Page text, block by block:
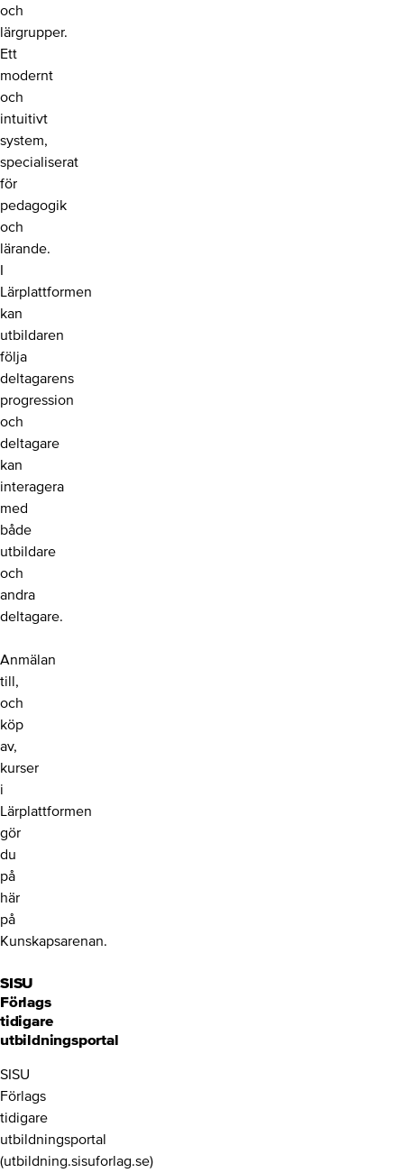
och
lärgrupper.
Ett
modernt
och
intuitivt
system,
specialiserat
för
pedagogik
och
lärande.
I
Lärplattformen
kan
utbildaren
följa
deltagarens
progression
och
deltagare
kan
interagera
med
både
utbildare
och
andra
deltagare.
Anmälan
till,
och
köp
av,
kurser
i
Lärplattformen
gör
du
på
här
på
Kunskapsarenan.
SISU
Förlags
tidigare
utbildningsportal
SISU
Förlags
tidigare
utbildningsportal
(utbildning.sisuforlag.se)